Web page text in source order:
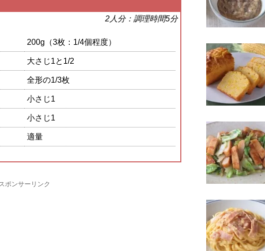
2人分：調理時間5分
200g（3枚：1/4個程度）
大さじ1と1/2
全形の1/3枚
小さじ1
小さじ1
適量
ポンサーリンク